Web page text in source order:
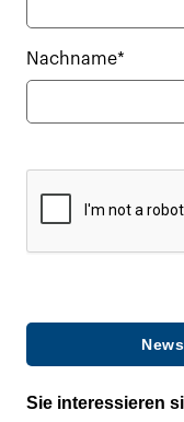
Nachname*
Sie interessieren